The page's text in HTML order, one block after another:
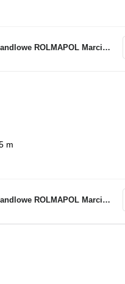
ROLMAPOL Marcin Dziekan
m
ROLMAPOL Marcin Dziekan